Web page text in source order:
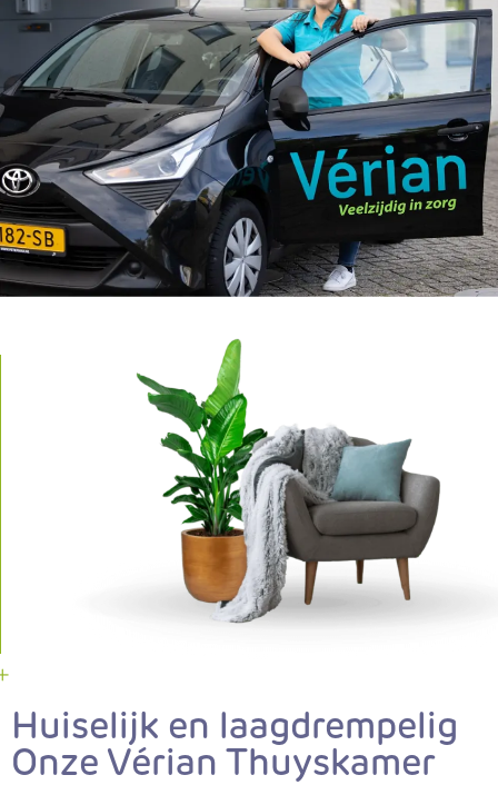
Huiselijk en laagdrempelig
Onze Vérian Thuyskamer